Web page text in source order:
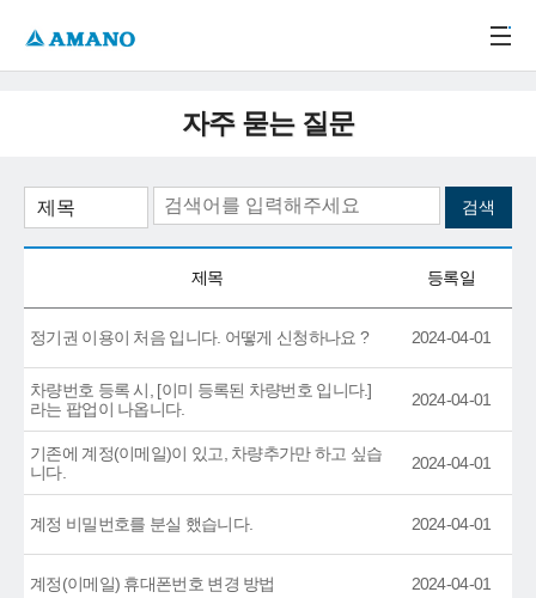
자주 묻는 질문
제목 등록일
정기권 이용이 처음 입니다. 어떻게 신청하나요 ? 2024-04-01
차량번호 등록 시, [이미 등록된 차량번호 입니다.]
라는 팝업이 나옵니다.
2024-04-01
기존에 계정(이메일)이 있고, 차량추가만 하고 싶습
니다.
2024-04-01
계정 비밀번호를 분실 했습니다. 2024-04-01
계정(이메일) 휴대폰번호 변경 방법 2024-04-01